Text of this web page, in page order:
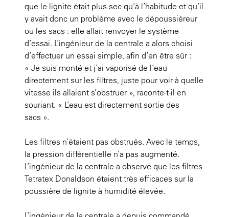
que le lignite était plus sec qu’à l’habitude et qu’il
y avait donc un problème avec le dépoussiéreur
ou les sacs : elle allait renvoyer le système
d’essai. L’ingénieur de la centrale a alors choisi
d’effectuer un essai simple, afin d’en être sûr :
« Je suis monté et j’ai vaporisé de l’eau
directement sur les filtres, juste pour voir à quelle
vitesse ils allaient s’obstruer », raconte-t-il en
souriant. « L’eau est directement sortie des
sacs ».
Les filtres n’étaient pas obstrués. Avec le temps,
la pression différentielle n’a pas augmenté.
L’ingénieur de la centrale a observé que les filtres
Tetratex Donaldson étaient très efficaces sur la
poussière de lignite à humidité élevée.